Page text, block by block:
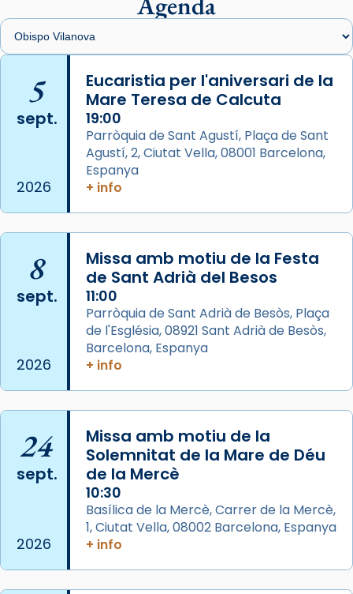
de Barcelona.
1 week ago
Aquest dilluns, 27 de juliol, ha tingut lloc la
missa d’acció de gràcies en agraïment al
comitè organitzador de la visita apostòlica
del Sant Pare Lleó XIV a Barcelona, i als
L’arquebisbe de Barcelona, el cardenal Joan
Josep Omella, ha presidit la missa i l’ha
concelebrat el bisbe auxiliar de Barcelona,
Mons. David Abadías.
📸 Dr. G. Simón
View on Facebook ·
Arquebisbat de Barcelona
Memòria de les santes Juliana i
Semproniana, verges i màrtirs.
Acompanyant la història de sant Cugat, a
partir de l’Edat Mitjana sorgeix la tradició
que les santes Juliana (“relatiu a Júlia”) i
5
sept.
2026
Eucaristia per l'aniversari de la
Mare Teresa de Calcuta
19:00
Parròquia de Sant Agustí, Plaça de Sant
Agustí, 2, Ciutat Vella, 08001 Barcelona,
Espanya
+ info
8
sept.
2026
Missa amb motiu de la Festa
de Sant Adrià del Besos
11:00
Parròquia de Sant Adrià de Besòs, Plaça
de l'Església, 08921 Sant Adrià de Besòs,
Barcelona, Espanya
+ info
24
sept.
2026
Missa amb motiu de la
Solemnitat de la Mare de Déu
de la Mercè
10:30
Basílica de la Mercè, Carrer de la Mercè,
1, Ciutat Vella, 08002 Barcelona, Espanya
+ info